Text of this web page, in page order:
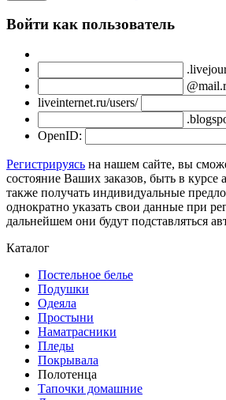
Войти как пользователь
liveinternet.ru/users/
OpenID:
Регистрируясь на нашем сайте, вы
состояние Ваших заказов, быть в курсе
также получать индивидуальные
однократно указать свои данные при
дальнейшем они будут подставляться
Каталог
Постельное белье
Подушки
Одеяла
Простыни
Наматрасники
Пледы
Покрывала
Полотенца
Тапочки домашние